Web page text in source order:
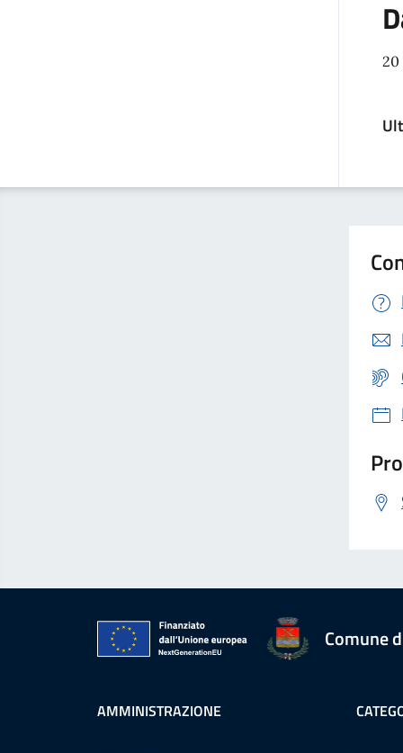
20
Comune
AMMINISTRAZIONE